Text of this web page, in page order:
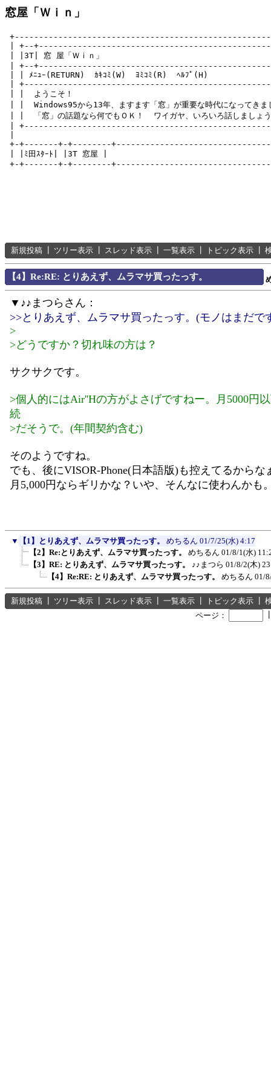
窓屋「Ｗｉｎ」
| +--
| |3T| 窓 屋「Ｗｉｎ」
| +--
| | ﾒﾆｭｰ(RETURN)  ｶｷｺﾐ(W)  ﾖﾐｺﾐ(R)  ﾍﾙﾌﾟ(H)　　　　　　
|
| |  ようこそ！
| |  Windows95から13年、ますます「窓」が重要な時代になって
| |  「窓」の話題なら何でもＯＫ！  ワイガヤ、いろいろ話しま
|
+-+-------+-+--------
| |ﾐ田ｽﾀｰﾄ| |3T 窓屋 |
新規投稿 ツリー表示 スレッド表示 一覧表示 トピック表示
【4】Re:RE: とりあえず、ムラマサ買ったっす。
▼♪♪まつらさん：
>>とりあえず、ムラマサ買ったっす。(モノはまだで
>
>どうですか？切れ味の方は？
サクサクです。
>個人的にはAir''Hの方がよさげですねー。月5000円
続
>だそうで。(年間契約含む)
そのようですね。
でも、後にVISOR-Phone(日本語版)も控えてるからな
月5,000円ならギリかな？いや、そんなに使わんかも
▼ 【1】とりあえず、ムラマサ買ったっす。 めちるん 01/7/25(水) 4:17
【2】Re:とりあえず、ムラマサ買ったっす。 めちるん 01/8/1(水)
【3】RE: とりあえず、ムラマサ買ったっす。 ♪♪まつら 01/8/2(木)
【4】Re:RE: とりあえず、ムラマサ買ったっす。 めちるん 01/
新規投稿 ツリー表示 スレッド表示 一覧表示 トピック表示
ページ：